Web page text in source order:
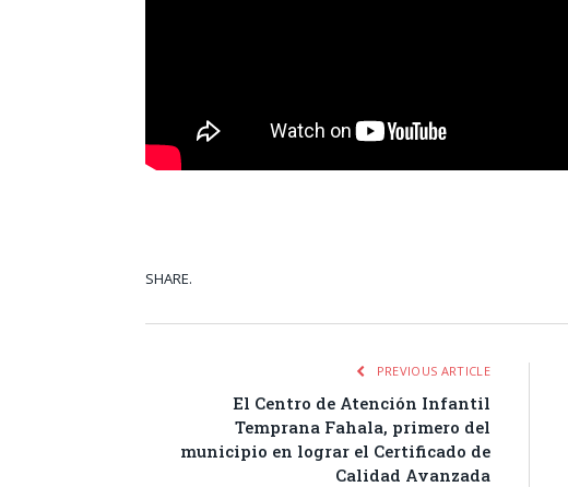
SHARE.
PREVIOUS ARTICLE
El Centro de Atención Infantil
Temprana Fahala, primero del
municipio en lograr el Certificado de
Calidad Avanzada